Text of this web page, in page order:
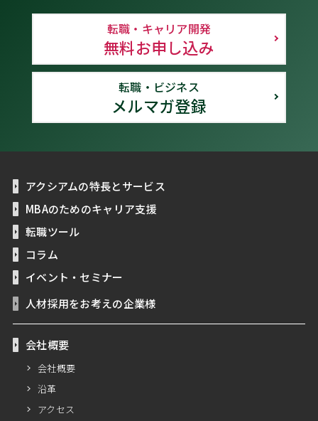
転職・キャリア開発
無料お申し込み
転職・ビジネス
メルマガ登録
アクシアムの特長とサービス
MBAのためのキャリア支援
転職ツール
コラム
イベント・セミナー
人材採用をお考えの企業様
会社概要
会社概要
沿革
アクセス